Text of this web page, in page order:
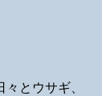
とウサギ、